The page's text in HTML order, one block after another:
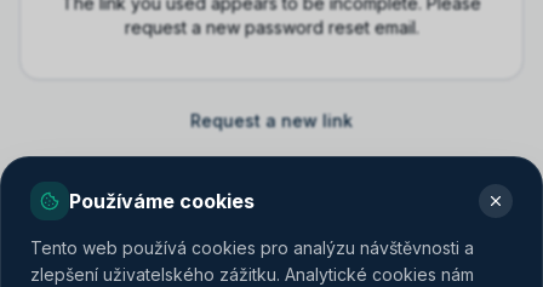
request a new password reset email.
Request a new link
Používáme cookies
Tento web používá cookies pro analýzu návštěvnosti a
zlepšení uživatelského zážitku. Analytické cookies nám